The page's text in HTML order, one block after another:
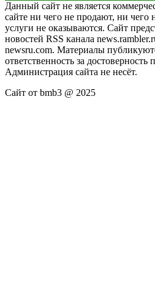
Данный сайт не является
сайте ни чего не продают, ни чего
услуги не оказываются. Сайт
новостей RSS канала
newsru.com. Материалы
ответственность за
Администрация сайта не несёт.
Сайт от bmb3 @ 2025